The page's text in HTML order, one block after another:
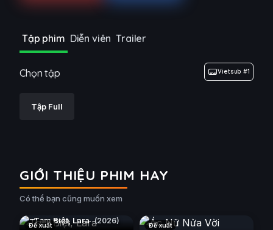
Tập phim Diễn viên Trailer
Chọn tập Vietsub #1
Tập Full
GIỚI THIỆU PHIM HAY
Có thể bạn cũng muốn xem
Đề xuất
Tạm Biệt, Lara (2026) Đề xuất